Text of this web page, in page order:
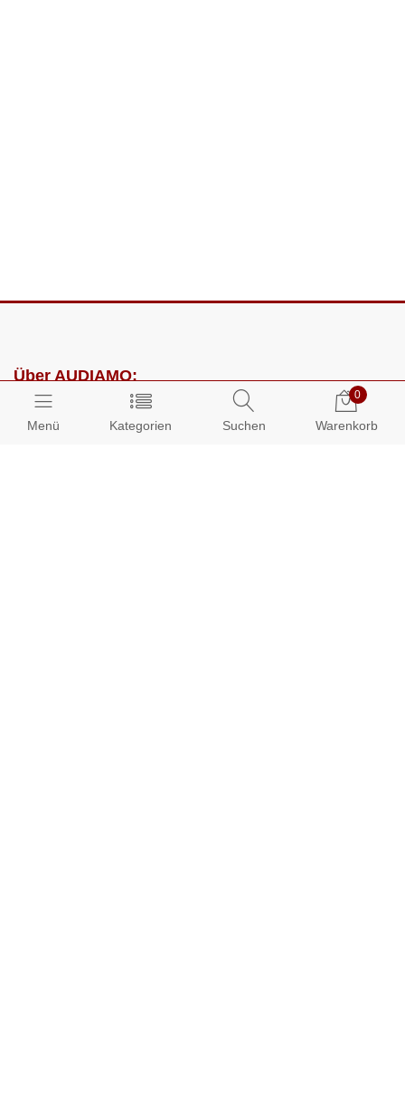
Menü Kategorien Suchen
0
Warenkorb
Über AUDIAMO:
Impressum